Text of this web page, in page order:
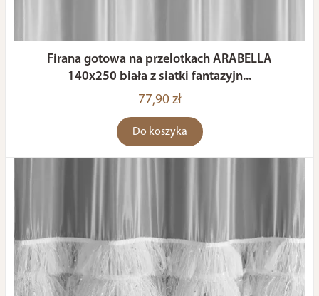
Firana gotowa na przelotkach ARABELLA
140x250 biała z siatki fantazyjn...
77,90 zł
Do koszyka